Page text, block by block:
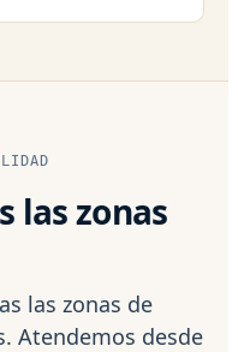
las zonas
las zonas de
Atendemos desde